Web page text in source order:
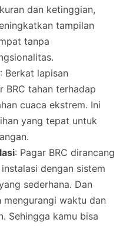
dan ketinggian,
tampilan
tanpa
: Berkat lapisan
BRC tahan terhadap
cuaca ekstrem. Ini
yang tepat untuk
: Pagar BRC dirancang
dengan sistem
sederhana. Dan
mengurangi waktu dan
Sehingga kamu bisa